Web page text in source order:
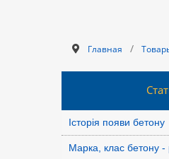
Главная /
Історія появи бетону
Марка, клас бетону